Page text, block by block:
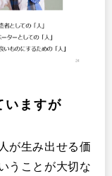
いますが
が生み出せる価
うことが大切な